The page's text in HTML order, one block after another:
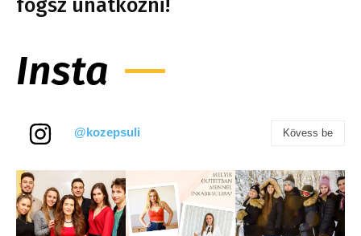
fogsz unatkozni!
Insta
@kozepsuli Kövess be